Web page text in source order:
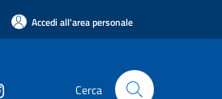
Accedi all'area personale
Cerca